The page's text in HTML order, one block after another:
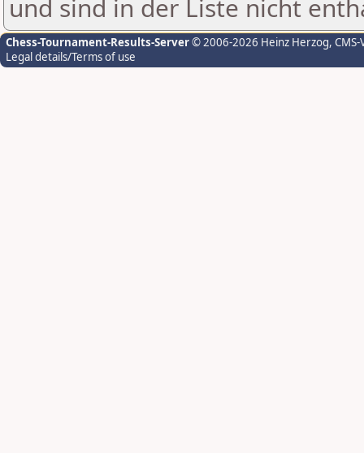
und sind in der Liste nicht
Chess-Tournament-Results-Server© 2006-2026 Heinz Herzog,
Legal details/Terms of use